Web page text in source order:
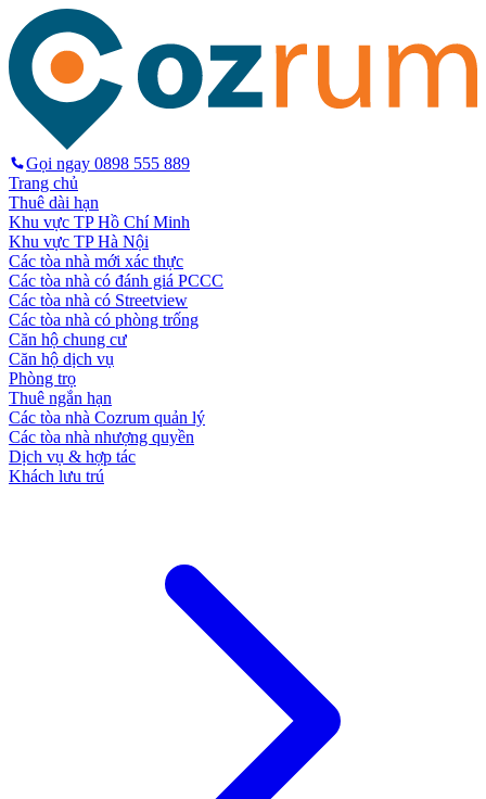
Gọi ngay 0898 555 889
Trang chủ
Thuê dài hạn
Khu vực TP Hồ Chí Minh
Khu vực TP Hà Nội
Các tòa nhà mới xác thực
Các tòa nhà có đánh giá PCCC
Các tòa nhà có Streetview
Các tòa nhà có phòng trống
Căn hộ chung cư
Căn hộ dịch vụ
Phòng trọ
Thuê ngắn hạn
Các tòa nhà Cozrum quản lý
Các tòa nhà nhượng quyền
Dịch vụ & hợp tác
Khách lưu trú